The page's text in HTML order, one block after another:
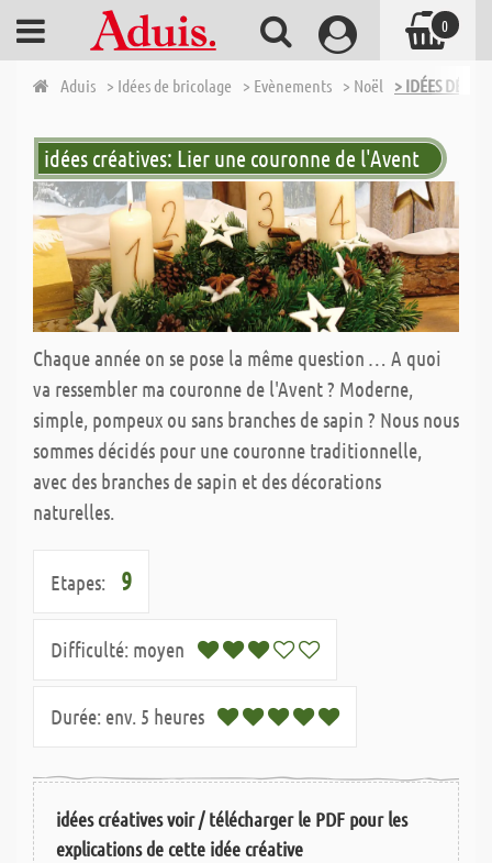
Aduis > Idées de bricolage > Evènements > Noël > IDÉES
idées créatives: Lier une couronne de l'Avent
Chaque année on se pose la même question … A quoi
va ressembler ma couronne de l'Avent ? Moderne,
simple, pompeux ou sans branches de sapin ? Nous nous
sommes décidés pour une couronne traditionnelle,
avec des branches de sapin et des décorations
naturelles.
Etapes: 9
Difficulté: moyen
Durée: env. 5 heures
idées créatives voir / télécharger le PDF pour les
explications de cette idée créative
0